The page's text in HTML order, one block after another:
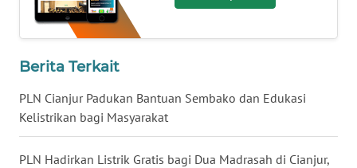
Berita Terkait
PLN Cianjur Padukan Bantuan Sembako dan Edukasi
Kelistrikan bagi Masyarakat
PLN Hadirkan Listrik Gratis bagi Dua Madrasah di Cianjur,
MALUT
WN
WN
DANAU
TOBA